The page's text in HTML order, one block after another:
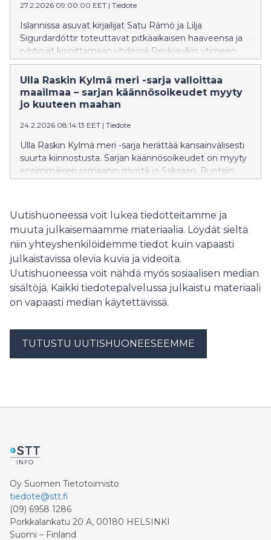
27.2.2026 09:00:00 EET | Tiedote
Islannissa asuvat kirjailijat Satu Rämö ja Lilja
Sigurdardóttir toteuttavat pitkäaikaisen haaveensa ja
ryhtyvät kirjoittamaan yhdessä Reykjavikin ytimeen
sijoittuvaa dekkarisarjaa. Reykjavikin murhat on
nopeatempoinen rikossasarja, joka vie lukijansa Islannin
pääkaupungin kiiltokuvapinnan alle väärintekijöiden ja
petosten maailmaan. Sarjan ensimmäinen osa Villi
julkaisemana. Kirjasarjan kirjat julkaistaan myös
Islannissa.
Ulla Raskin Kylmä meri -sarja valloittaa
maailmaa – sarjan käännösoikeudet myyty
jo kuuteen maahan
24.2.2026 08:14:13 EET | Tiedote
Ulla Raskin Kylmä meri -sarja herättää kansainvälisesti
suurta kiinnostusta. Sarjan käännösoikeudet on myyty
ensimmäisen romaanin myötä jo Saksaan, Ruotsiin,
Uutishuoneessa voit lukea tiedotteitamme ja
muuta julkaisemaamme materiaalia. Löydät sieltä
niin yhteyshenkilöidemme tiedot kuin vapaasti
julkaistavissa olevia kuvia ja videoita.
Uutishuoneessa voit nähdä myös sosiaalisen median
sisältöjä. Kaikki tiedotepalvelussa julkaistu materiaali
on vapaasti median käytettävissä.
TUTUSTU UUTISHUONEESEEMME
Oy Suomen Tietotoimisto
tiedote@stt.fi
(09) 6958 1286
Porkkalankatu 20 A, 00180 HELSINKI
Suomi – Finland